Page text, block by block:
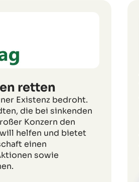
retten
Existenz bedroht.
die bei sinkenden
Konzern den
helfen und bietet
einen
sowie